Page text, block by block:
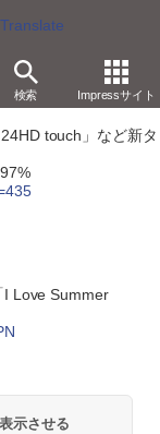
Translate
検索 Impressサイト
touch」など新タ
I Love Summer
示させる